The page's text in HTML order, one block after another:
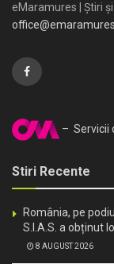
eMaramures | Știri
– Servicii
Stiri Recente
România, pe
S.I.A.S. a obținut
8 AUGUST 2026